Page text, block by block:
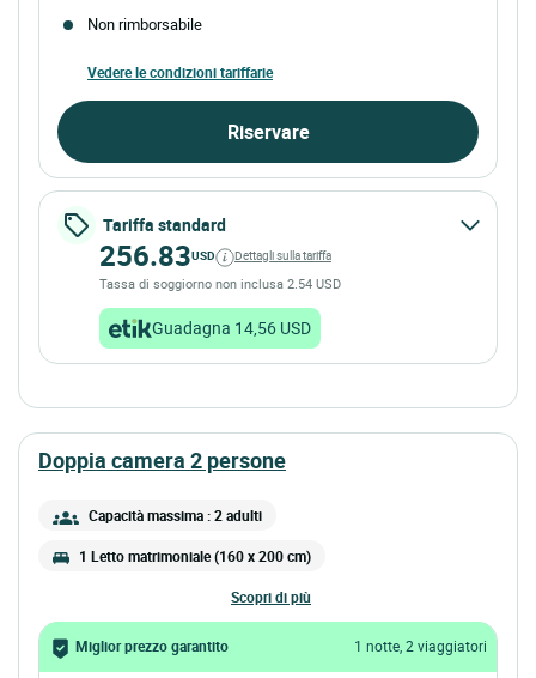
Non rimborsabile
Vedere le condizioni tariffarie
Riservare
Tariffa standard
256.83USD Dettagli sulla tariffa
Tassa di soggiorno non inclusa 2.54 USD
Guadagna 14,56 USD
doppia camera 2 persone
Capacità massima : 2 adulti
1 Letto matrimoniale (160 x 200 cm)
scopri di più
Miglior prezzo garantito 1 notte, 2 viaggiatori